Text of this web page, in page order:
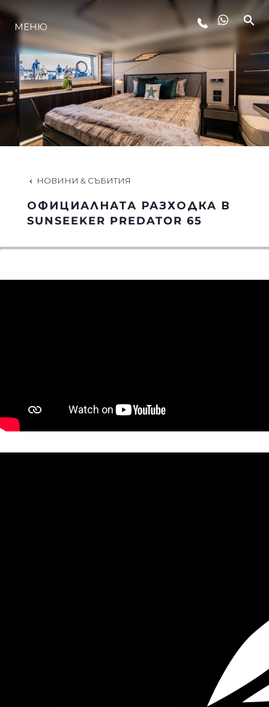
ЛАЙФСТАЙЛ
ИНОВАЦИЯ
КОМПАНИЯТА
ЕКИПЪТ
НАСЛЕДСТВО
МЕНЮ
НОВИНИ & СЪБИТИЯ
ОФИЦИАЛНАТА РАЗХОДКА В
SUNSEEKER PREDATOR 65